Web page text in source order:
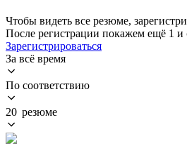
Чтобы видеть все резюме,
После регистрации покажем ещё 1 и
Зарегистрироваться
За всё время
По соответствию
20 резюме